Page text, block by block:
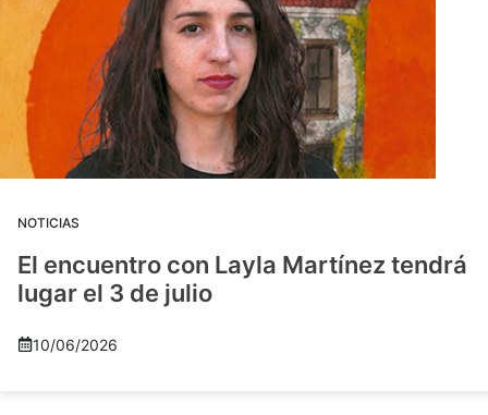
NOTICIAS
El encuentro con Layla Martínez tendrá
lugar el 3 de julio
10/06/2026